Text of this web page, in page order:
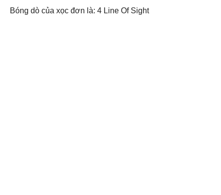
Bóng dò của xọc đơn là: 4 Line Of Sight